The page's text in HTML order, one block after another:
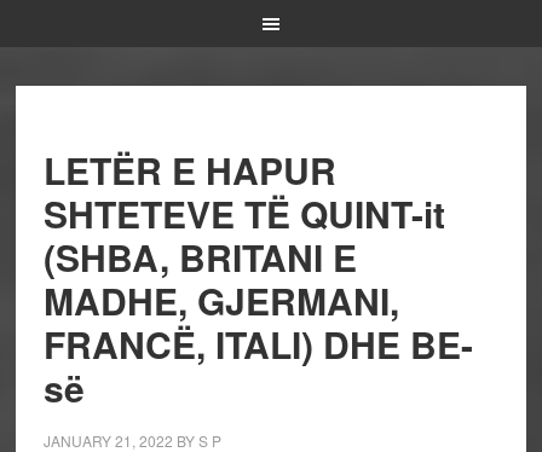
LETËR E HAPUR
SHTETEVE TË QUINT-it
(SHBA, BRITANI E
MADHE, GJERMANI,
FRANCË, ITALI) DHE BE-
së
JANUARY 21, 2022 BYS P